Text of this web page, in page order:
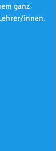
ganz
innen.